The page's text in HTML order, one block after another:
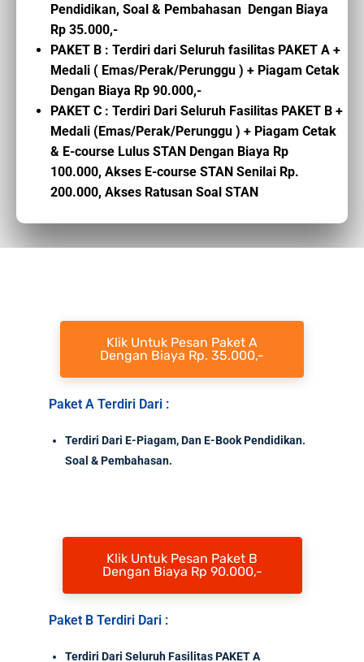
Pendidikan, Soal & Pembahasan Dengan Biaya
Rp 35.000,-
PAKET B : Terdiri dari Seluruh fasilitas PAKET A +
Medali ( Emas/Perak/Perunggu ) + Piagam Cetak
Dengan Biaya Rp 90.000,-
PAKET C : Terdiri Dari Seluruh Fasilitas PAKET B +
Medali (Emas/Perak/Perunggu ) + Piagam Cetak
& E-course Lulus STAN Dengan Biaya Rp
100.000, Akses E-course STAN Senilai Rp.
200.000, Akses Ratusan Soal STAN
Klik Untuk Pesan Paket A
Dengan Biaya Rp. 35.000,-
Paket A Terdiri Dari :
Terdiri Dari E-Piagam, Dan E-Book Pendidikan.
Soal & Pembahasan.
Klik Untuk Pesan Paket B
Dengan Biaya Rp 90.000,-
Paket B Terdiri Dari :
Terdiri Dari Seluruh Fasilitas PAKET A